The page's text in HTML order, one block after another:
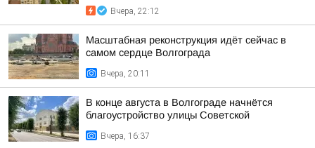
Вчера, 22:12
Масштабная реконструкция идёт сейчас в
самом сердце Волгограда
Вчера, 20:11
В конце августа в Волгограде начнётся
благоустройство улицы Советской
Вчера, 16:37